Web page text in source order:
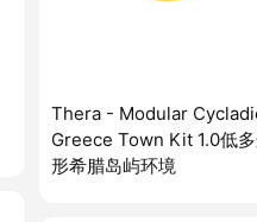
Thera - Modular
Greece Town Kit 1.0低
形希腊岛屿环境